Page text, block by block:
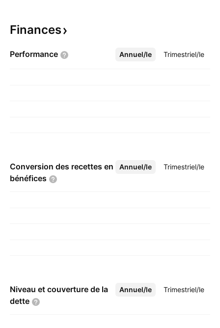
Finances
Performance Annuel/le Trimestriel/le
Plus
Conversion des recettes en
bénéfices
Annuel/le Trimestriel/le
Plus
Niveau et couverture de la
dette
Annuel/le Trimestriel/le
Plus